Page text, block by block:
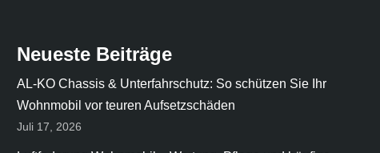
Neueste Beiträge
AL-KO Chassis & Unterfahrschutz: So schützen Sie Ihr
Wohnmobil vor teuren Aufsetzschäden
Juli 17, 2026